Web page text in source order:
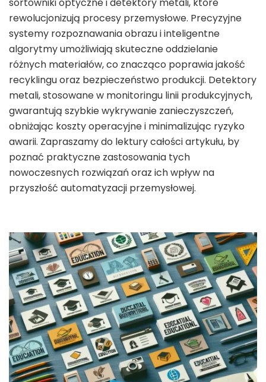
rewolucjonizują procesy przemysłowe. Precyzyjne
systemy rozpoznawania obrazu i inteligentne
algorytmy umożliwiają skuteczne oddzielanie
różnych materiałów, co znacząco poprawia jakość
recyklingu oraz bezpieczeństwo produkcji. Detektory
metali, stosowane w monitoringu linii produkcyjnych,
gwarantują szybkie wykrywanie zanieczyszczeń,
obniżając koszty operacyjne i minimalizując ryzyko
awarii. Zapraszamy do lektury całości artykułu, by
poznać praktyczne zastosowania tych
nowoczesnych rozwiązań oraz ich wpływ na
przyszłość automatyzacji przemysłowej.